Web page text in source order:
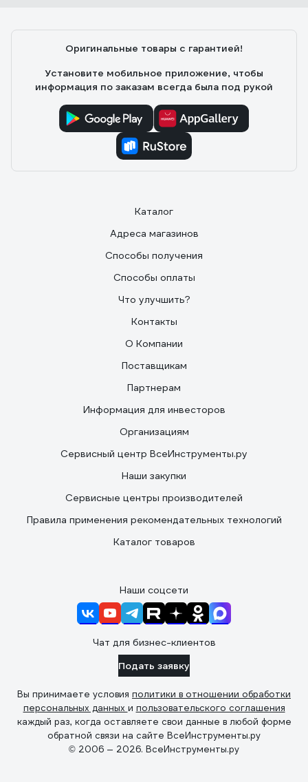
Оригинальные товары с гарантией!
Установите мобильное приложение, чтобы
информация по заказам всегда была под рукой
Каталог
Адреса магазинов
Способы получения
Способы оплаты
Что улучшить?
Контакты
О Компании
Поставщикам
Партнерам
Информация для инвесторов
Организациям
Сервисный центр ВсеИнструменты.ру
Наши закупки
Сервисные центры производителей
Правила применения рекомендательных технологий
Каталог товаров
Наши соцсети
Чат для бизнес-клиентов
Подать заявку
Вы принимаете условия политики в отношении обработки
персональных данных и пользовательского соглашения
каждый раз, когда оставляете свои данные в любой форме
обратной связи на сайте ВсеИнструменты.ру
© 2006 — 2026. ВсеИнструменты.ру